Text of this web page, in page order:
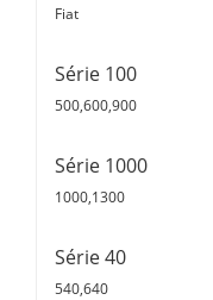
Fiat
Série 100
500,600,900
Série 1000
1000,1300
Série 40
540,640